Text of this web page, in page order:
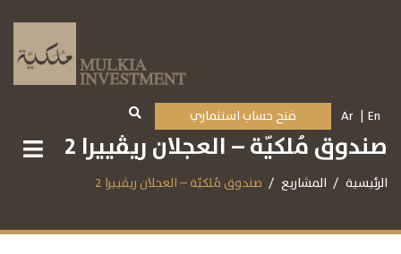
En
Ar فتح حساب استثماري
صندوق مُلكيّة – العجلان ريڤييرا 2
الرئيسية المشاريع صندوق مُلكيّة – العجلان ريڤييرا 2